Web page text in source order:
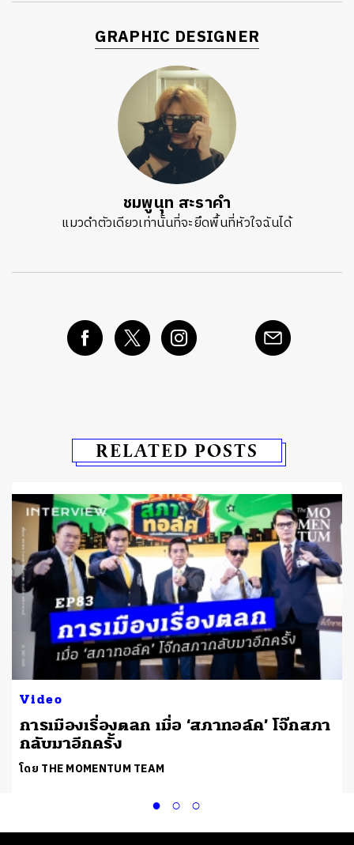
GRAPHIC DESIGNER
ชมพูนุท สะราคำ
แมวดำตัวเดียวเท่านั้นที่จะยึดพื้นที่หัวใจฉันได้
RELATED POSTS
Video
การเมืองเรื่องตลก เมื่อ ‘สภาทอล์ค’ โจ๊กสภา
กลับมาอีกครั้ง
โดย THE MOMENTUM TEAM